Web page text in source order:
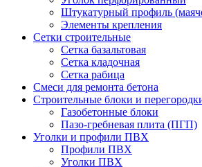
Штукатурный профиль
Элементы крепления
Сетки строительные
Сетка базальтовая
Сетка кладочная
Сетка рабица
Смеси для ремонта бетона
Строительные блоки и
Газобетонные блоки
Пазо-гребневая плита (ПГП)
Уголки и профили ПВХ
Профили ПВХ
Уголки ПВХ